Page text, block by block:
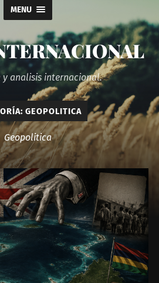
MENU
y analisis internacional.
GEOPOLITICA
Geopolitica